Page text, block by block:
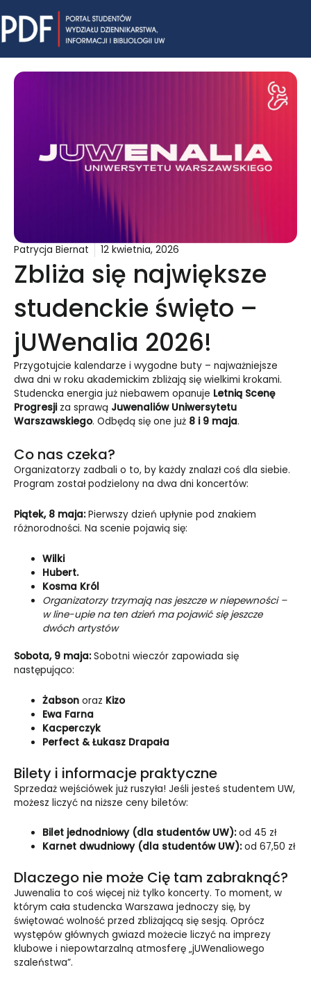
to
content
Patrycja Biernat 12 kwietnia, 2026
Zbliża się największe
studenckie święto –
jUWenalia 2026!
Przygotujcie kalendarze i wygodne buty – najważniejsze
dwa dni w roku akademickim zbliżają się wielkimi krokami.
Studencka energia już niebawem opanuje Letnią Scenę
Progresji za sprawą Juwenaliów Uniwersytetu
Warszawskiego. Odbędą się one już 8 i 9 maja.
Co nas czeka?
Organizatorzy zadbali o to, by każdy znalazł coś dla siebie.
Program został podzielony na dwa dni koncertów:
Piątek, 8 maja:Pierwszy dzień upłynie pod znakiem
różnorodności. Na scenie pojawią się:
Wilki
Hubert.
Kosma Król
Organizatorzy trzymają nas jeszcze w niepewności –
w line-upie na ten dzień ma pojawić się jeszcze
dwóch artystów
Sobota, 9 maja:Sobotni wieczór zapowiada się
następująco:
Żabson oraz Kizo
Ewa Farna
Kacperczyk
Perfect & Łukasz Drapała
Bilety i informacje praktyczne
Sprzedaż wejściówek już ruszyła! Jeśli jesteś studentem UW,
możesz liczyć na niższe ceny biletów:
Bilet jednodniowy (dla studentów UW):od 45 zł
Karnet dwudniowy (dla studentów UW):od 67,50 zł
Dlaczego nie może Cię tam zabraknąć?
Juwenalia to coś więcej niż tylko koncerty. To moment, w
którym cała studencka Warszawa jednoczy się, by
świętować wolność przed zbliżającą się sesją. Oprócz
występów głównych gwiazd możecie liczyć na imprezy
klubowe i niepowtarzalną atmosferę „jUWenaliowego
szaleństwa”.